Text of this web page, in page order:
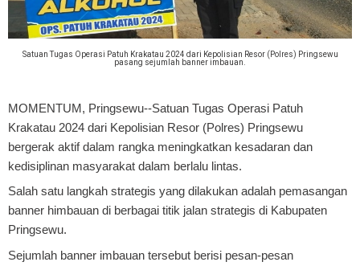
Satuan Tugas Operasi Patuh Krakatau 2024 dari Kepolisian Resor (Polres) Pringsewu
pasang sejumlah banner imbauan.
MOMENTUM, Pringsewu--Satuan Tugas Operasi Patuh
Krakatau 2024 dari Kepolisian Resor (Polres) Pringsewu
bergerak aktif dalam rangka meningkatkan kesadaran dan
kedisiplinan masyarakat dalam berlalu lintas.
Salah satu langkah strategis yang dilakukan adalah pemasangan
banner himbauan di berbagai titik jalan strategis di Kabupaten
Pringsewu.
Sejumlah banner imbauan tersebut berisi pesan-pesan